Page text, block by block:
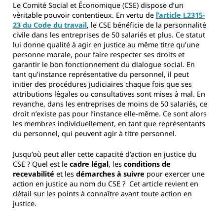
Le Comité Social et Économique (CSE) dispose d’un
véritable pouvoir contentieux. En vertu de l’article L2315-
23 du Code du travail, le CSE bénéficie de la personnalité
civile dans les entreprises de 50 salariés et plus. Ce statut
lui donne qualité à agir en justice au même titre qu’une
personne morale, pour faire respecter ses droits et
garantir le bon fonctionnement du dialogue social. En
tant qu’instance représentative du personnel, il peut
initier des procédures judiciaires chaque fois que ses
attributions légales ou consultatives sont mises à mal. En
revanche, dans les entreprises de moins de 50 salariés, ce
droit n’existe pas pour l’instance elle-même. Ce sont alors
les membres individuellement, en tant que représentants
du personnel, qui peuvent agir à titre personnel.
Jusqu’où peut aller cette capacité d’action en justice du
CSE ? Quel est le cadre légal, les conditions de
recevabilité et les démarches à suivre pour exercer une
action en justice au nom du CSE ? Cet article revient en
détail sur les points à connaître avant toute action en
justice.